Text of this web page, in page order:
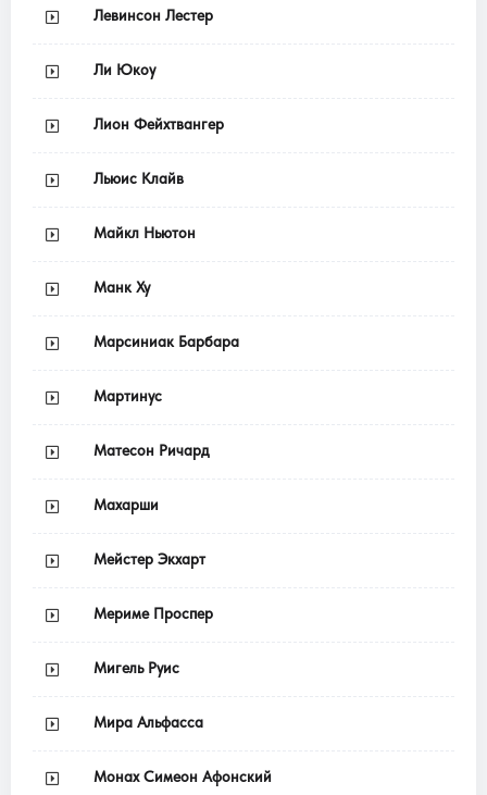
Левинсон Лестер
Ли Юкоу
Лион Фейхтвангер
Льюис Клайв
Майкл Ньютон
Манк Ху
Марсиниак Барбара
Мартинус
Матесон Ричард
Махарши
Мейстер Экхарт
Мериме Проспер
Мигель Руис
Мира Альфасса
Монах Симеон Афонский